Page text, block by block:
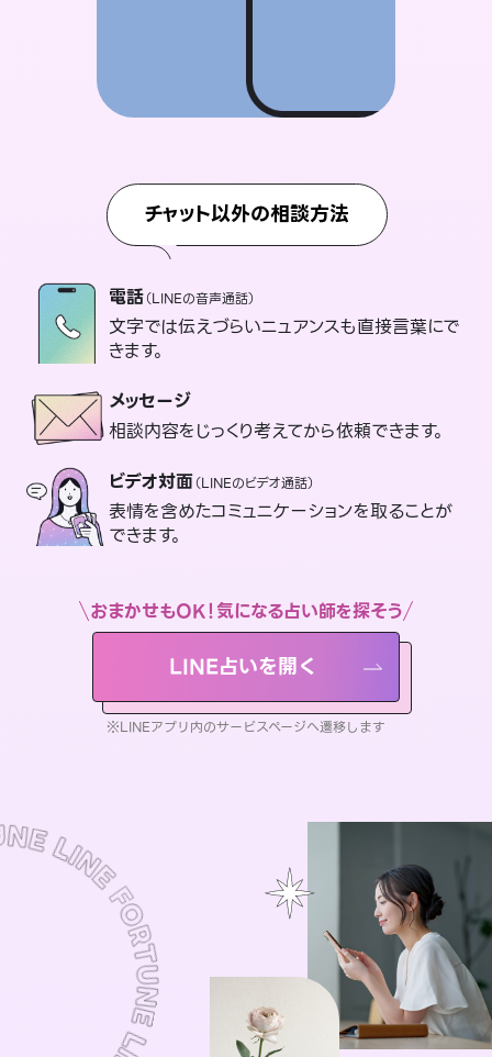
チャット以外の相談方法
電話（LINEの音声通話）
文字では伝えづらいニュアンスも直接言葉にで
きます。
メッセージ
相談内容をじっくり考えてから依頼できます。
ビデオ対面（LINEのビデオ通話）
表情を含めたコミュニケーションを取ることが
できます。
おまかせもOK！気になる占い師を探そう
LINE占いを開く
※LINEアプリ内のサービスページへ遷移します